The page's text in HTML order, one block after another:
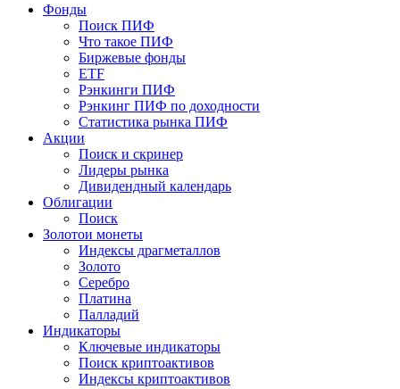
Фонды
Поиск ПИФ
Что такое ПИФ
Биржевые фонды
ETF
Рэнкинги ПИФ
Рэнкинг ПИФ по доходности
Статистика рынка ПИФ
Акции
Поиск и скринер
Лидеры рынка
Дивидендный календарь
Облигации
Поиск
Золотои монеты
Индексы драгметаллов
Золото
Серебро
Платина
Палладий
Индикаторы
Ключевые индикаторы
Поиск криптоактивов
Индексы криптоактивов